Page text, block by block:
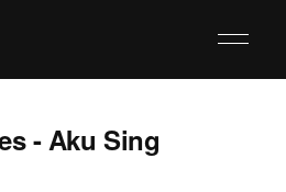
- Aku Sing